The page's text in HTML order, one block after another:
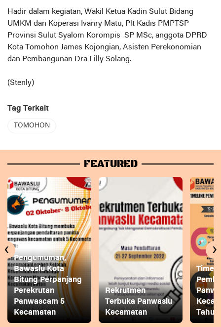
Hadir dalam kegiatan, Wakil Ketua Kadin Sulut Bidang
UMKM dan Koperasi Ivanry Matu, Plt Kadis PMPTSP
Provinsi Sulut Syalom Korompis SP MSc, anggota DPRD
Kota Tomohon James Kojongian, Asisten Perekonomian
dan Pembangunan Dra Lilly Solang.
(Stenly)
Tag Terkait
TOMOHON
FEATURED
Pengumuman,
Bawaslu Kota
Bitung Perpanjang
Perekrutan
Panwascam 5
Kecamatan
Rekrutmen
Terbuka Panwaslu
Kecamatan
Tahun
‹ ›